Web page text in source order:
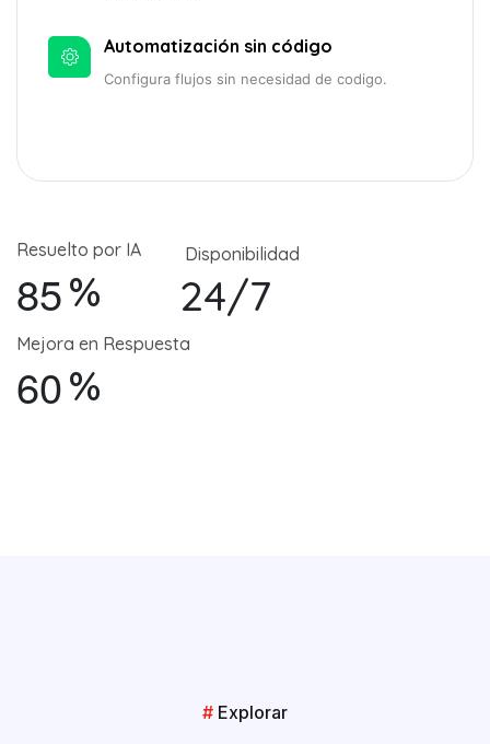
Automatización sin código
Configura flujos sin necesidad de codigo.
Resuelto por IA
85%
Disponibilidad
24/7
Mejora en Respuesta
60%
# Explorar